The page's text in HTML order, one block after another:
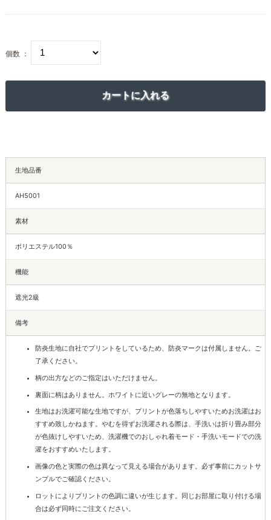
個数 ：
生地品番
AH5001
素材
ポリエステル100％
機能
遮光2級
備考
防炎生地に自社でプリントをしているため、防炎マークは付属しません。ご
了承ください。
柄の出方などのご指定はいただけません。
裏面に柄はありません。ホワイトに近いグレーの無地となります。
生地はお洗濯可能な生地ですが、プリントが色落ちしやすいためお洗濯はお
すすめ致しかねます。やむを得ずお洗濯される際は、手洗いは折り畳み部分
が色抜けしやすいため、洗濯機でのおしゃれ着モード・手洗いモードでの洗
濯をおすすめいたします。
画像の色と実際の色は異なって見える場合があります。必ず事前にカットサ
ンプルでご確認ください。
ロットによりプリントの色調に違いが生じます。同じお部屋に取り付ける場
合は必ず同時にご注文ください。